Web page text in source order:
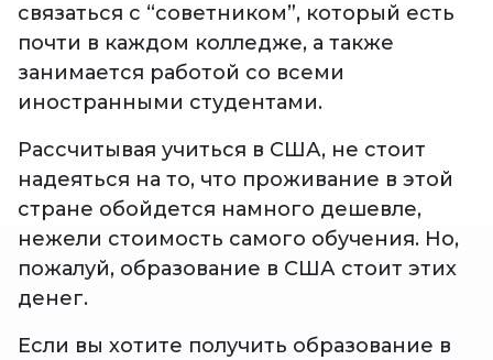
связаться с “советником”, который есть
почти в каждом колледже, а также
занимается работой со всеми
иностранными студентами.
Рассчитывая учиться в США, не стоит
надеяться на то, что проживание в этой
стране обойдется намного дешевле,
нежели стоимость самого обучения. Но,
пожалуй, образование в США стоит этих
денег.
Если вы хотите получить образование в